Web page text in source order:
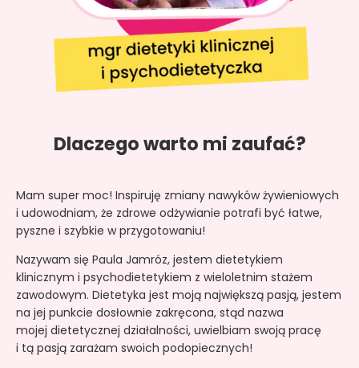
Dlaczego warto mi zaufać?
Mam super moc! Inspiruję zmiany nawyków żywieniowych
i udowodniam, że zdrowe odżywianie potrafi być łatwe,
pyszne i szybkie w przygotowaniu!
Nazywam się Paula Jamróz, jestem dietetykiem
klinicznym i psychodietetykiem z wieloletnim stażem
zawodowym. Dietetyka jest moją największą pasją, jestem
na jej punkcie dosłownie zakręcona, stąd nazwa
mojej dietetycznej działalności, uwielbiam swoją pracę
i tą pasją zarażam swoich podopiecznych!